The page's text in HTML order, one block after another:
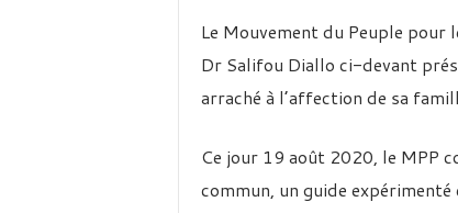
Le Mouvement du Peuple pour
Dr Salifou Diallo ci-devant
arraché à l’affection de sa
Ce jour 19 août 2020, le MPP
commun, un guide